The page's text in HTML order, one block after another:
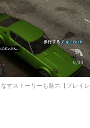
すストーリーも魅力【プレイレ